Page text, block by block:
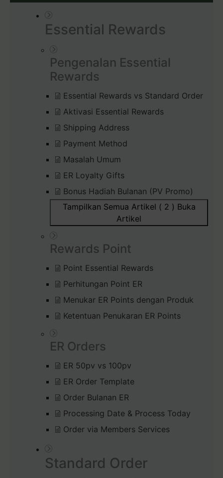
Essential Rewards
Pengenalan Essential
Rewards
Essential Rewards vs Standard Order
Aktivasi Essential Rewards
Shipping Address
Payment Method
Masalah Umum
ER Loyalty Gifts
Bonus Hadiah Bulanan (PV Promo)
Tampilkan Semua Artikel ( 2 ) Buka
Artikel
Rewards Point
Point Essential Rewards
Perhitungan Point ER
Menukar ER Points dengan Produk
Ketentuan Penukaran ER Points
ER Orders
ER 50pv vs 100pv
ER Order Template
Order Bulanan ER
Processing Date & Process Today
Order via Members Services
Standard Order